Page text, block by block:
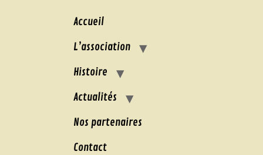
Accueil
L’association
Histoire
Actualités
Nos partenaires
Contact